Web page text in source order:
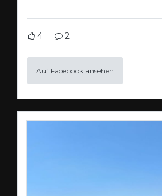
4 2
Auf Facebook ansehen